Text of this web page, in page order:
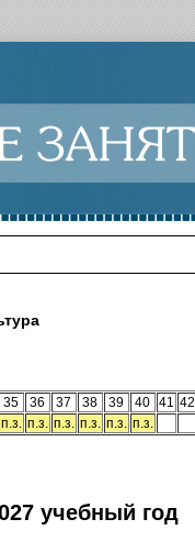
35 36 37 38 39 40 41 42
п.з. п.з. п.з. п.з. п.з. п.з.
учебный год